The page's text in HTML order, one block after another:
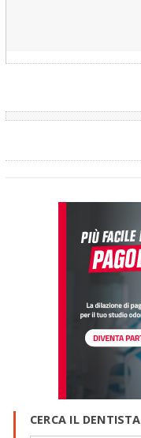
CERCA IL DENTISTA